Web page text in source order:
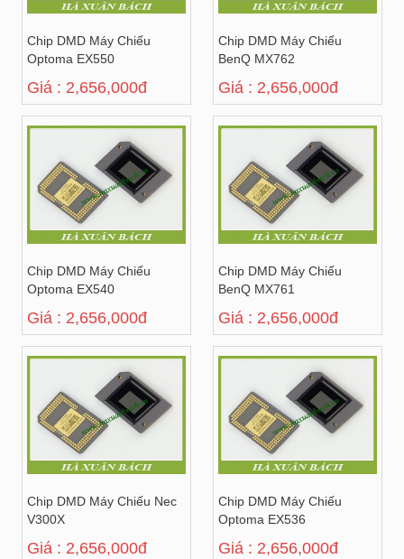
Chip DMD Máy Chiếu
Optoma EX550
Giá : 2,656,000đ
Chip DMD Máy Chiếu
BenQ MX762
Giá : 2,656,000đ
Chip DMD Máy Chiếu
Optoma EX540
Giá : 2,656,000đ
Chip DMD Máy Chiếu
BenQ MX761
Giá : 2,656,000đ
Chip DMD Máy Chiếu Nec
V300X
Giá : 2,656,000đ
Chip DMD Máy Chiếu
Optoma EX536
Giá : 2,656,000đ